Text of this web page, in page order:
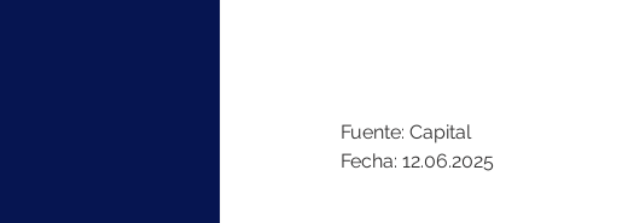
Fuente: Capital
Fecha: 12.06.2025